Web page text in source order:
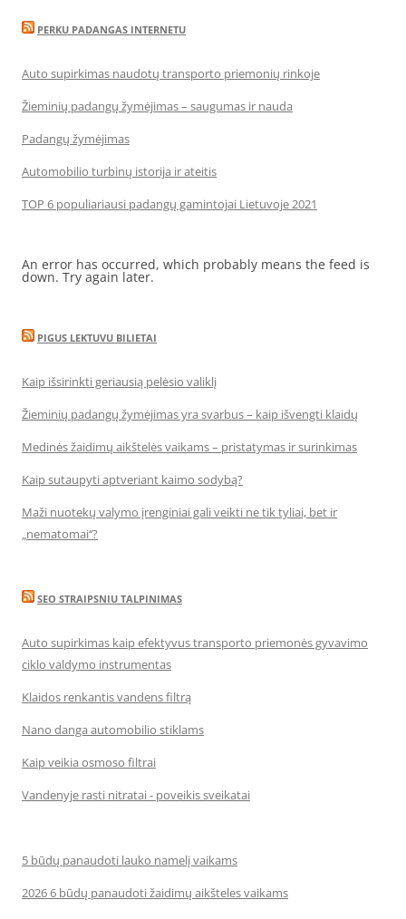
PERKU PADANGAS INTERNETU
Auto supirkimas naudotų transporto priemonių rinkoje
Žieminių padangų žymėjimas – saugumas ir nauda
Padangų žymėjimas
Automobilio turbinų istorija ir ateitis
TOP 6 populiariausi padangų gamintojai Lietuvoje 2021
An error has occurred, which probably means the feed is
down. Try again later.
PIGUS LEKTUVU BILIETAI
Kaip išsirinkti geriausią pelėsio valiklį
Žieminių padangų žymėjimas yra svarbus – kaip išvengti klaidų
Medinės žaidimų aikštelės vaikams – pristatymas ir surinkimas
Kaip sutaupyti aptveriant kaimo sodybą?
Maži nuotekų valymo įrenginiai gali veikti ne tik tyliai, bet ir
„nematomai‘‘?
SEO STRAIPSNIU TALPINIMAS
Auto supirkimas kaip efektyvus transporto priemonės gyvavimo
ciklo valdymo instrumentas
Klaidos renkantis vandens filtrą
Nano danga automobilio stiklams
Kaip veikia osmoso filtrai
Vandenyje rasti nitratai - poveikis sveikatai
5 būdų panaudoti lauko namelį vaikams
2026 6 būdų panaudoti žaidimų aikšteles vaikams